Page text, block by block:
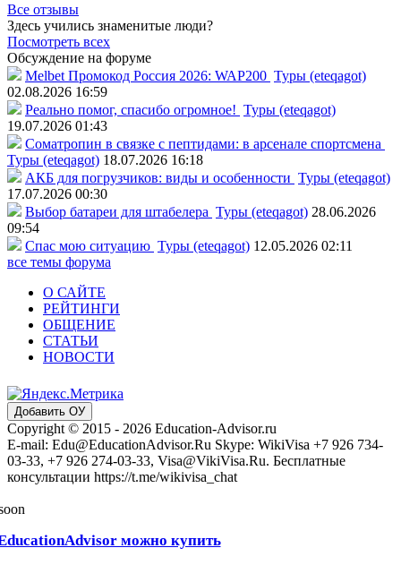
Все отзывы
Здесь учились знаменитые люди?
Посмотреть всех
Обсуждение на форуме
Melbet Промокод Россия 2026: WAP200 Туры (eteqagot)
02.08.2026 16:59
Реально помог, спасибо огромное! Туры (eteqagot)
19.07.2026 01:43
Соматропин в связке с пептидами: в арсенале спортсмена
Туры (eteqagot) 18.07.2026 16:18
АКБ для погрузчиков: виды и особенности Туры (eteqagot)
17.07.2026 00:30
Выбор батареи для штабелера Туры (eteqagot) 28.06.2026
09:54
Спас мою ситуацию Туры (eteqagot) 12.05.2026 02:11
все темы форума
О САЙТЕ
РЕЙТИНГИ
ОБЩЕНИЕ
СТАТЬИ
НОВОСТИ
Добавить ОУ
Copyright © 2015 - 2026 Education-Advisor.ru
E-mail: Edu@EducationAdvisor.Ru Skype: WikiVisa +7 926 734-
03-33, +7 926 274-03-33, Visa@VikiVisa.Ru. Бесплатные
консультации https://t.me/wikivisa_chat
можно купить